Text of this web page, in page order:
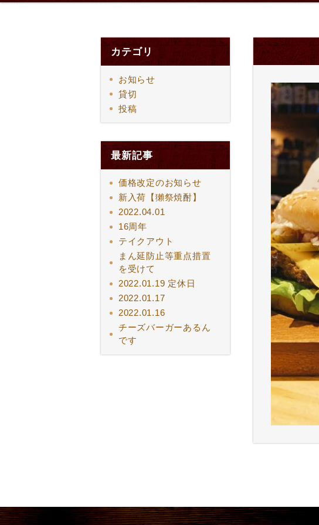
カテゴリ
お知らせ
貸切
投稿
最新記事
価格改定のお知らせ
新入荷【獺祭焼酎】
2022.04.01
16周年
テイクアウト
まん延防止等重点措置
を受けて
2022.01.19 定休日
2022.01.17
2022.01.16
チーズバーガーあるん
です